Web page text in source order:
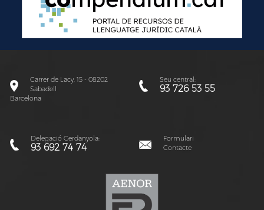
Carrer de Lacy, 15 - 08202
Sabadell
Barcelona
Seu central:
93 726 53 55
Delegació Cerdanyola:
93 692 74 74
Formulari
Contacte